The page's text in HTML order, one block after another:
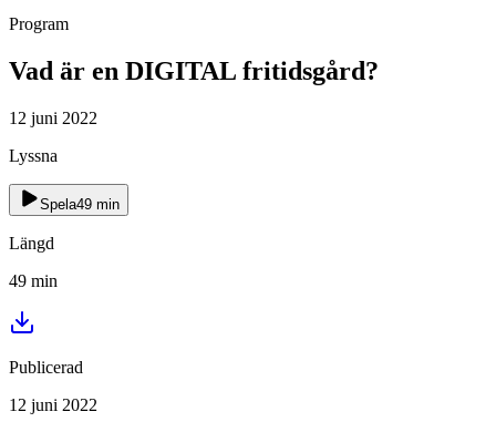
Program
Vad är en DIGITAL fritidsgård?
12 juni 2022
Lyssna
Spela49 min
Längd
49 min
Publicerad
12 juni 2022